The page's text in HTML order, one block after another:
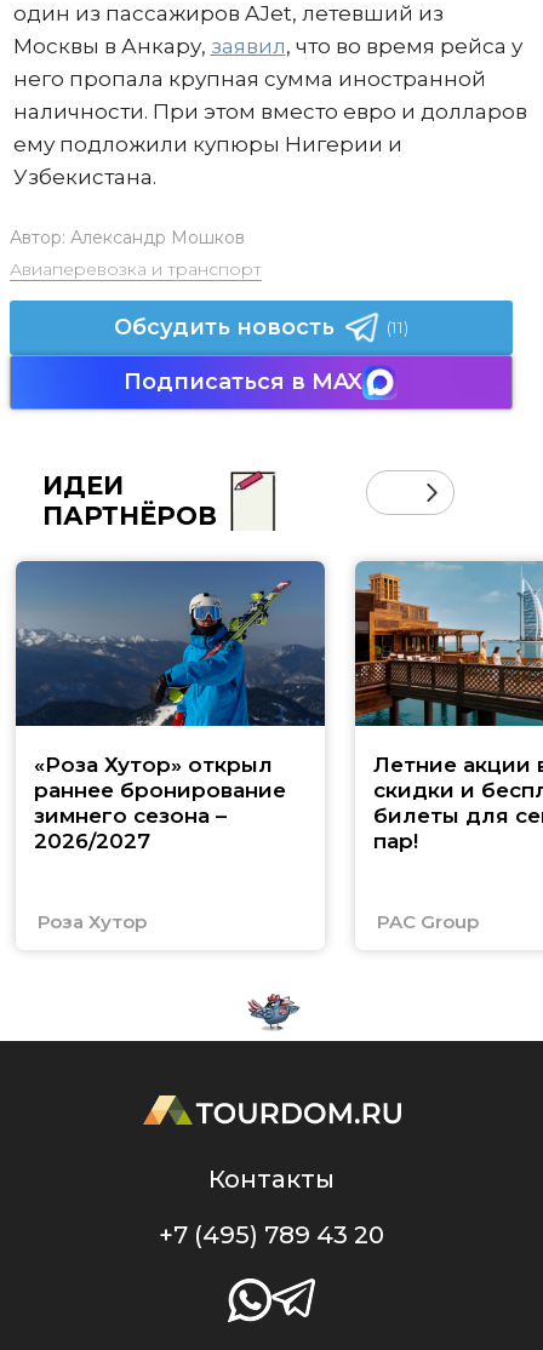
один из пассажиров AJet, летевший из
Москвы в Анкару, заявил, что во время рейса у
него пропала крупная сумма иностранной
наличности. При этом вместо евро и долларов
ему подложили купюры Нигерии и
Узбекистана.
Автор: Александр Мошков
Авиаперевозка и транспорт
Обсудить новость (11)
Подписаться в MAX
ИДЕИ
ПАРТНЁРОВ
«Роза Хутор» открыл
раннее бронирование
зимнего сезона –
2026/2027
Роза Хутор
Летние акции
скидки и
билеты для
пар!
PAC Group
Контакты
+7 (495) 789 43 20